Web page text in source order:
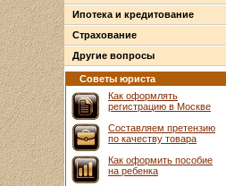
Ипотека и кредитование
Страхование
Другие вопросы
Советы юриста
Как оформлять
регистрацию в Москве
Составляем претензию
по качеству товара
Как оформить пособие
на ребенка